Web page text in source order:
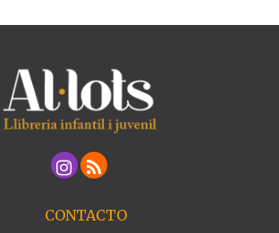
CONTACTO